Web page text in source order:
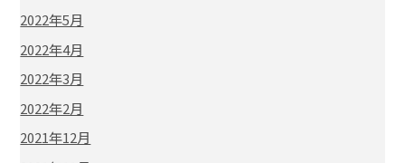
2022年5月
2022年4月
2022年3月
2022年2月
2021年12月